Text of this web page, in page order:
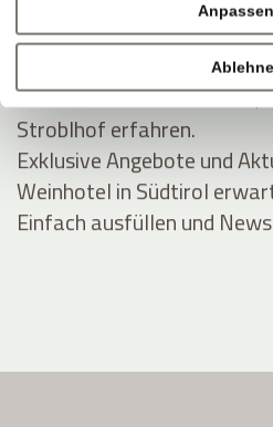
Anpassen
JOIN THE
Seien Sie unter den Ersten,
Stroblhof erfahren.
Exklusive Angebote und
Weinhotel in Südtirol
Einfach ausfüllen und